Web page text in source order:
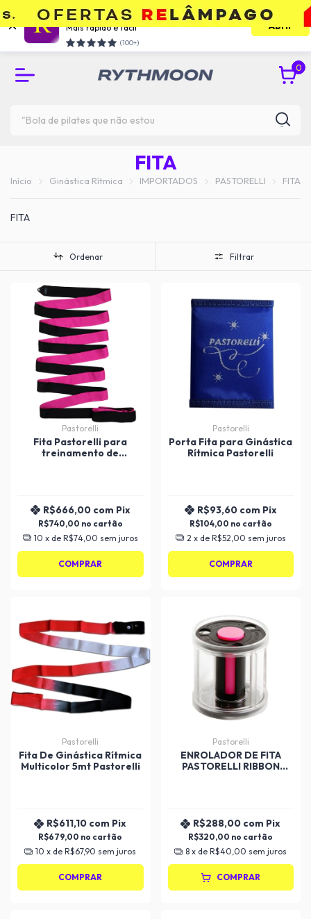
Use o app e economize
Mais rápido e facil
(100+)
Abrir
RETIRE GRÁTIS NA UNIDADE DO TATUAPÉ
0
FITA
Início Ginástica Rítmica IMPORTADOS PASTORELLI FITA
FITA
Ordenar Filtrar
Pastorelli
Fita Pastorelli para
treinamento de
R$740,00
R$666,00 com Pix
10 x de R$74,00 sem juros
COMPRAR
Pastorelli
Porta Fita para Ginástica
Rítmica Pastorelli
R$104,00
R$93,60 com Pix
2 x de R$52,00 sem juros
COMPRAR
Pastorelli
Fita De Ginástica Rítmica
Multicolor 5mt Pastorelli
R$679,00
R$611,10 com Pix
10 x deR$67,90 sem juros
COMPRAR
Pastorelli
ENROLADOR DE FITA
PASTORELLI RIBBON
R$320,00
R$288,00 com Pix
8 x deR$40,00 sem juros
COMPRAR